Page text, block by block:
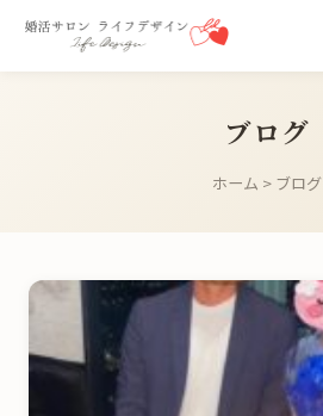
ブログ
ホーム > ブログ